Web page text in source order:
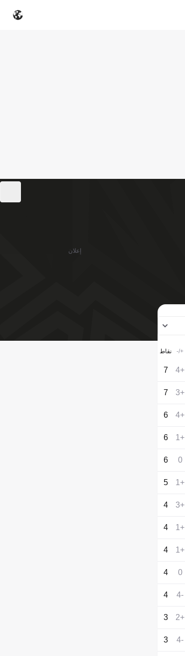
+/- نقاط
+4
7
+3
7
+4
6
+1
6
0
6
+1
5
+3
4
+1
4
+1
4
0
4
-4
4
+2
3
-4
3
إعلان